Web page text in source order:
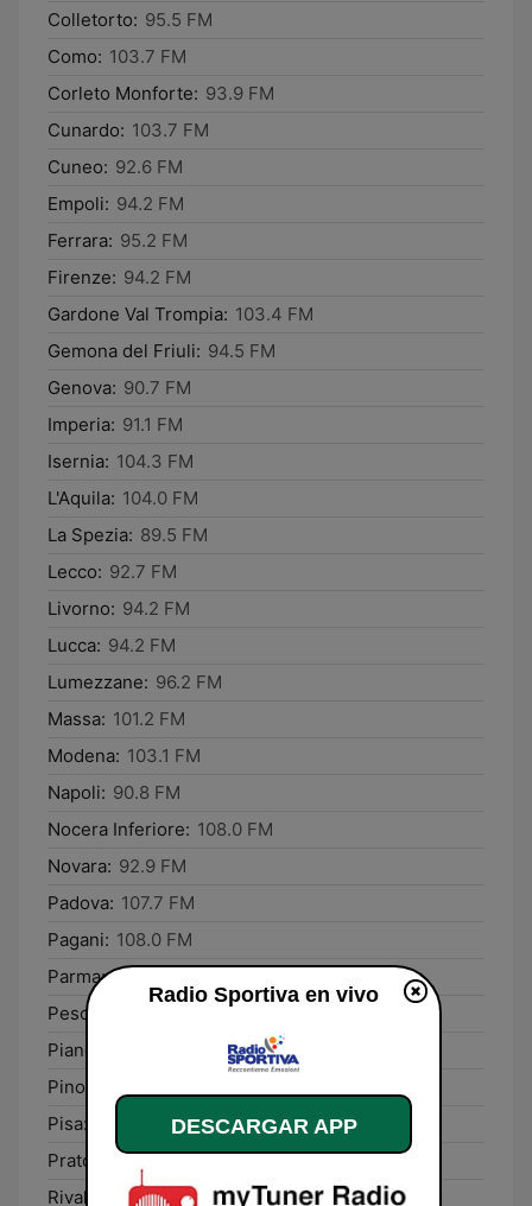
Colletorto: 95.5 FM
Como: 103.7 FM
Corleto Monforte: 93.9 FM
Cunardo: 103.7 FM
Cuneo: 92.6 FM
Empoli: 94.2 FM
Ferrara: 95.2 FM
Firenze: 94.2 FM
Gardone Val Trompia: 103.4 FM
Gemona del Friuli: 94.5 FM
Genova: 90.7 FM
Imperia: 91.1 FM
Isernia: 104.3 FM
L'Aquila: 104.0 FM
La Spezia: 89.5 FM
Lecco: 92.7 FM
Livorno: 94.2 FM
Lucca: 94.2 FM
Lumezzane: 96.2 FM
Massa: 101.2 FM
Modena: 103.1 FM
Napoli: 90.8 FM
Nocera Inferiore: 108.0 FM
Novara: 92.9 FM
Padova: 107.7 FM
Pagani: 108.0 FM
Parma: 101.4 FM
Pescara:
Pianoro:
Pino sulla Sponda del Lago Maggiore:
Pisa:
Prato:
96.4 FM
Rivalta di Torino: 101.5 FM
Radio Sportiva en vivo
DESCARGAR APP